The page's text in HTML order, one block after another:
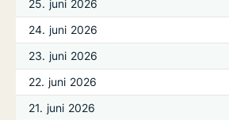
25. juni 2026
24. juni 2026
23. juni 2026
22. juni 2026
21. juni 2026